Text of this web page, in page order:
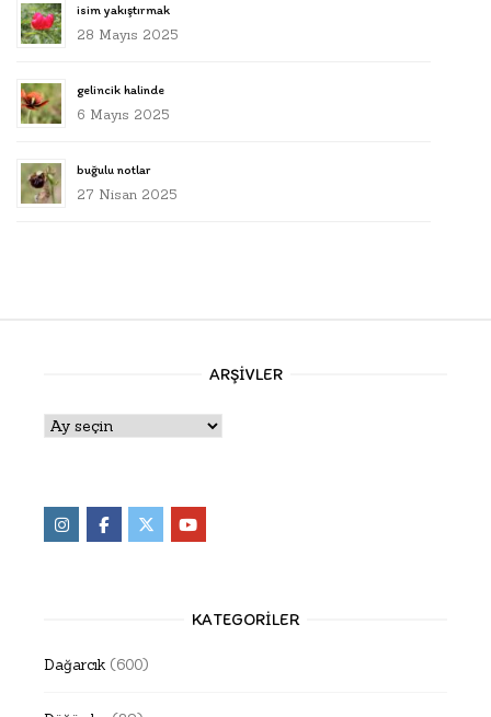
isim yakıştırmak
28 Mayıs 2025
gelincik halinde
6 Mayıs 2025
buğulu notlar
27 Nisan 2025
ARŞIVLER
Arşivler
KATEGORILER
Dağarcık (600)